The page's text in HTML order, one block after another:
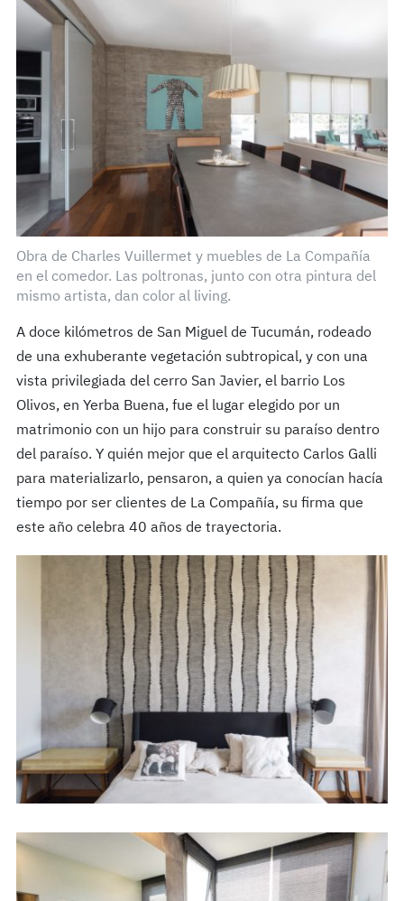
Obra de Charles Vuillermet y muebles de La Compañía
en el comedor. Las poltronas, junto con otra pintura del
mismo artista, dan color al living.
A doce kilómetros de San Miguel de Tucumán, rodeado
de una exhuberante vegetación subtropical, y con una
vista privilegiada del cerro San Javier, el barrio Los
Olivos, en Yerba Buena, fue el lugar elegido por un
matrimonio con un hijo para construir su paraíso dentro
del paraíso. Y quién mejor que el arquitecto Carlos Galli
para materializarlo, pensaron, a quien ya conocían hacía
tiempo por ser clientes de La Compañía, su firma que
este año celebra 40 años de trayectoria.